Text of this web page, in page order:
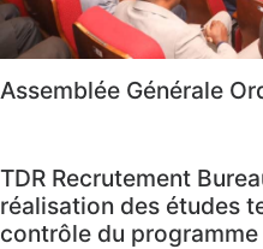
Assemblée Générale
TDR Recrutement
réalisation des études
contrôle du